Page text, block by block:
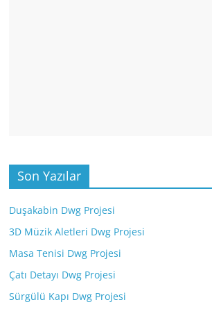
Son Yazılar
Duşakabin Dwg Projesi
3D Müzik Aletleri Dwg Projesi
Masa Tenisi Dwg Projesi
Çatı Detayı Dwg Projesi
Sürgülü Kapı Dwg Projesi